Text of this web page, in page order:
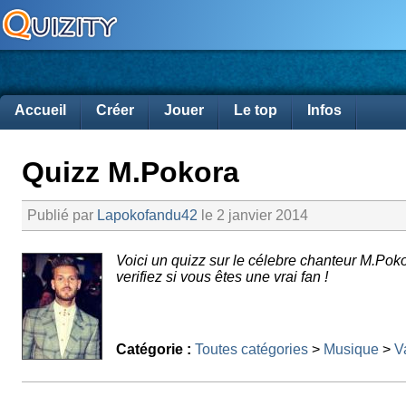
Accueil Créer Jouer Le top Infos
Quizz M.Pokora
Publié par Lapokofandu42 le 2 janvier 2014
Voici un quizz sur le célebre chanteur
verifiez si vous êtes une vrai fan !
Catégorie : Toutes catégories > Musique >